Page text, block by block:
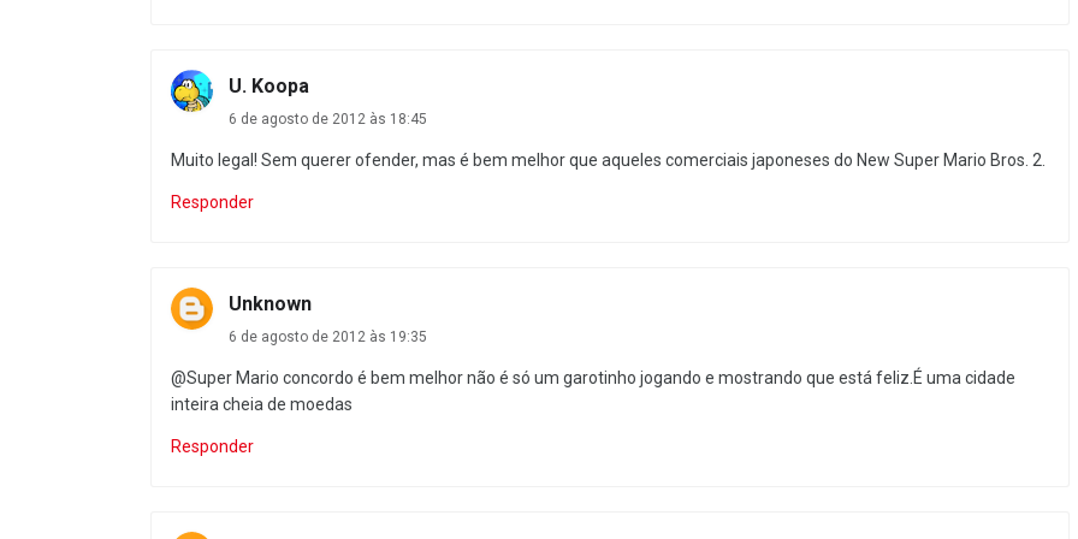
U. Koopa
6 de agosto de 2012 às 18:45
Muito legal! Sem querer ofender, mas é bem melhor que aqueles comerciais japoneses do New Super Mario Bros. 2.
Responder
Unknown
6 de agosto de 2012 às 19:35
@Super Mario concordo é bem melhor não é só um garotinho jogando e mostrando que está feliz.É uma cidade
inteira cheia de moedas
Responder